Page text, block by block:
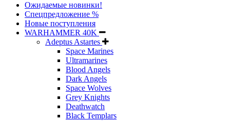
Ожидаемые новинки!
Спецпредложение %
Новые поступления
WARHAMMER 40K
Adeptus Astartes
Space Marines
Ultramarines
Blood Angels
Dark Angels
Space Wolves
Grey Knights
Deathwatch
Black Templars